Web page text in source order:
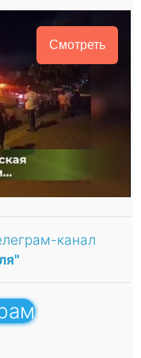
Смотреть
канал